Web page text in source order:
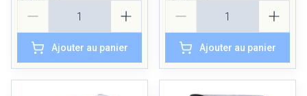
Ajouter au panier Ajouter au panier